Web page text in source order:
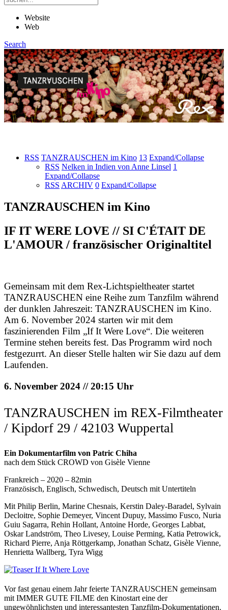
Website
Web
Search
RSS TANZRAUSCHEN im Kino 13 Expand/Collapse
RSS Nelken in Indien von Anne Linsel 1
Expand/Collapse
RSS ARCHIV 0 Expand/Collapse
TANZRAUSCHEN im Kino
IF IT WERE LOVE // SI C'ÉTAIT DE
L'AMOUR / französischer Originaltitel
Gemeinsam mit dem Rex-Lichtspieltheater startet
TANZRAUSCHEN eine Reihe zum Tanzfilm während
der dunklen Jahreszeit: TANZRAUSCHEN im Kino.
Am 6. November 2024 starten wir mit dem
faszinierenden Film „If It Were Love“. Die weiteren
Termine stehen bereits fest. Das Programm wird noch
festgezurrt. An dieser Stelle halten wir Sie dazu auf dem
Laufenden.
6. November 2024 // 20:15 Uhr
TANZRAUSCHEN im REX-Filmtheater
/ Kipdorf 29 / 42103 Wuppertal
Ein Dokumentarfilm von Patric Chiha
nach dem Stück CROWD von Gisèle Vienne
Frankreich – 2020 – 82min
Französisch, Englisch, Schwedisch, Deutsch mit Untertiteln
Mit Philip Berlin, Marine Chesnais, Kerstin Daley-Baradel, Sylvain
Decloitre, Sophie Demeyer, Vincent Dupuy, Massimo Fusco, Nuria
Guiu Sagarra, Rehin Hollant, Antoine Horde, Georges Labbat,
Oskar Landström, Theo Livesey, Louise Perming, Katia Petrowick,
Richard Pierre, Anja Röttgerkamp, Jonathan Schatz, Gisèle Vienne,
Henrietta Wallberg, Tyra Wigg
Vor fast genau einem Jahr feierte TANZRAUSCHEN gemeinsam
mit IMMER GUTE FILME den Kinostart eine der
ungewöhnlichsten und interessantesten Tanzfilm-Dokumentationen.